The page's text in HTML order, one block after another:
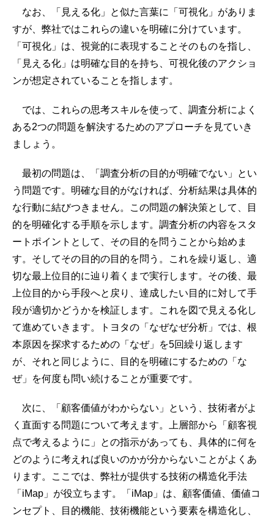
なお、「見える化」と似た言葉に「可視化」がありま
すが、弊社ではこれらの違いを明確に分けています。
「可視化」は、視覚的に表現することそのものを指し、
「見える化」は明確な目的を持ち、可視化後のアクショ
ンが想定されていることを指します。
では、これらの思考スキルを使って、調査分析によく
ある2つの問題を解決するためのアプローチを見ていき
ましょう。
最初の問題は、「調査分析の目的が明確でない」とい
う問題です。明確な目的がなければ、分析結果は具体的
な行動に結びつきません。この問題の解決策として、目
的を明確化する手順を示します。調査分析の内容をスタ
ートポイントとして、その目的を問うことから始めま
す。そしてその目的の目的を問う。これを繰り返し、適
切な最上位目的に辿り着くまで実行します。その後、最
上位目的から手段へと戻り、達成したい目的に対して手
段が適切かどうかを検証します。これを図で見える化し
て進めていきます。トヨタの「なぜなぜ分析」では、根
本原因を探求するための「なぜ」を5回繰り返します
が、それと同じように、目的を明確にするための「な
ぜ」を何度も問い続けることが重要です。
次に、「顧客価値がわからない」という、技術者がよ
く直面する問題について考えます。上層部から「顧客視
点で考えるように」との指示があっても、具体的に何を
どのように考えれば良いのかが分からないことがよくあ
ります。ここでは、弊社が提供する技術の構造化手法
「iMap」が役立ちます。「iMap」は、顧客価値、価値コ
ンセプト、目的機能、技術機能という要素を構造化し、